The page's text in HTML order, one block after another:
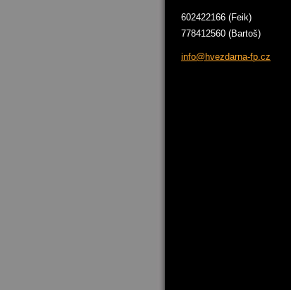
602422166 (Feik)
778412560 (Bartoš)
info@hvezdarna-fp.cz